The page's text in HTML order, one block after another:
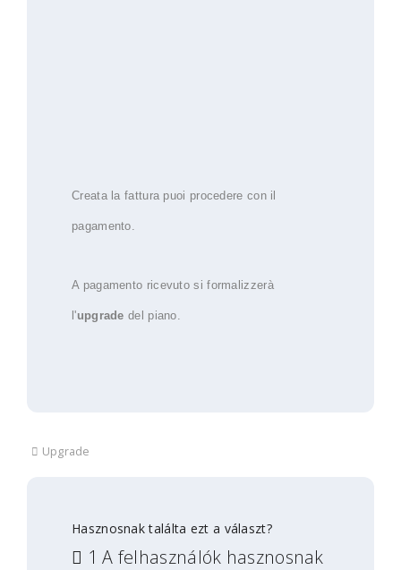
Creata la fattura puoi procedere con il
pagamento.
A pagamento ricevuto si formalizzerà
l'upgrade del piano.
Upgrade
Hasznosnak találta ezt a választ?
1 A felhasználók hasznosnak